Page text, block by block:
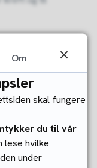
arbeidsplasser
med
Om
skal fungere
du til vår
lese hvilke
under